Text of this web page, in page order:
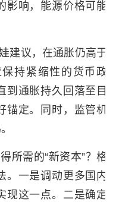
影响，能源价格可能
建议，在通胀仍高于
持紧缩性的货币政
到通胀持久回落至目
锚定。同时，监管机
所需的“新资本”？格
。一是调动更多国内
现这一点。二是确定